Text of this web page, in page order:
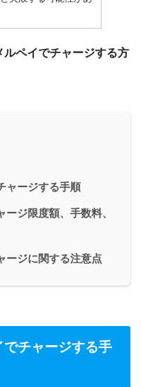
ルペイでチャージする方
ャージする手順
ジ限度額、手数料、
ージに関する注意点
チャージする手